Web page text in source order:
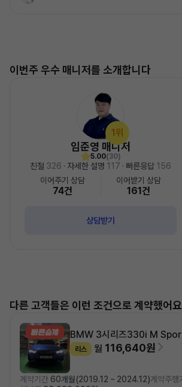
이번주 우수 매니저를 소개합니다
1위
임준영 매니저
5.00(30)
친절 326 · 자세한 설명 117 · 빠른응답 156
이어주기 상담
74건
이어받기 상담
161건
상담받기
다른 고객들은 이런 조건으로 계약했어요
BMW 3시리즈330i M
리스 월 116,640원
계약기간 60개월(2019.12 ~ 2024.12)계약주행